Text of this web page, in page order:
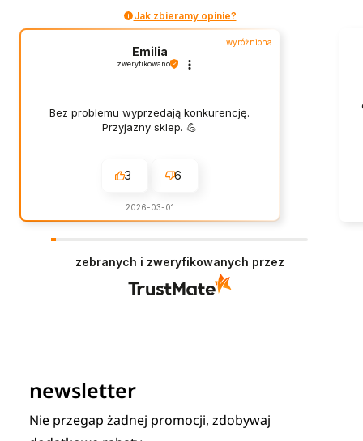
Jak zbieramy opinie?
wyróżniona
Emilia
zweryfikowano
Bez problemu wyprzedają konkurencję.
Przyjazny sklep. 💪
3 6
2026-03-01
zebranych i zweryfikowanych przez
newsletter
Nie przegap żadnej promocji, zdobywaj